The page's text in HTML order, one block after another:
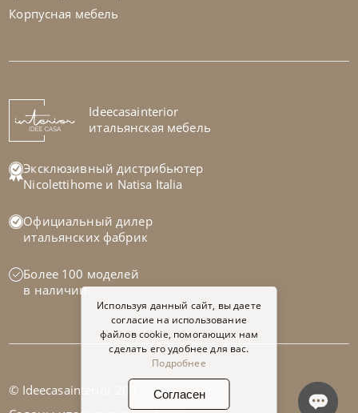
Стол обеденный Napoleon Wood
На заказ 45-90 дн
по запросу
Cattelan Italia
Корпусная мебель
Ideecasainterior
итальянская мебель
Эксклюзивный дистрибьютер
Nicolettihome и Natisa Italia
Официальный дилер
итальянских фабрик
Более 100 моделей
в наличии
© Ideecasainterior 2002-2026
Используя данный сайт, вы даете
согласие на использование
файлов cookie, помогающих нам
сделать его удобнее для вас.
Подробнее
Согласен